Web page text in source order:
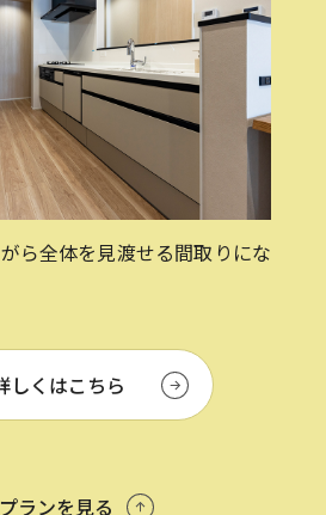
ら全体を見渡せる間取りにな
しくはこちら
ランを見る